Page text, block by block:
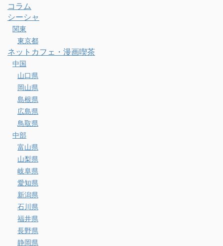
コラム
シーシャ
関東
東京都
ネットカフェ・漫画喫茶
中国
山口県
岡山県
島根県
広島県
鳥取県
中部
富山県
山梨県
岐阜県
愛知県
新潟県
石川県
福井県
長野県
静岡県